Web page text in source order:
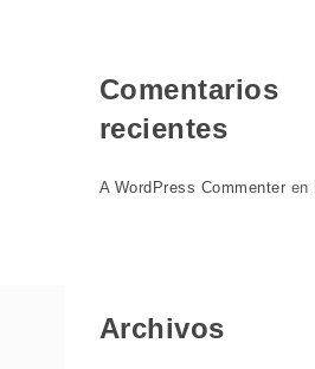
Comentarios
recientes
A WordPress Commenter en
Archivos